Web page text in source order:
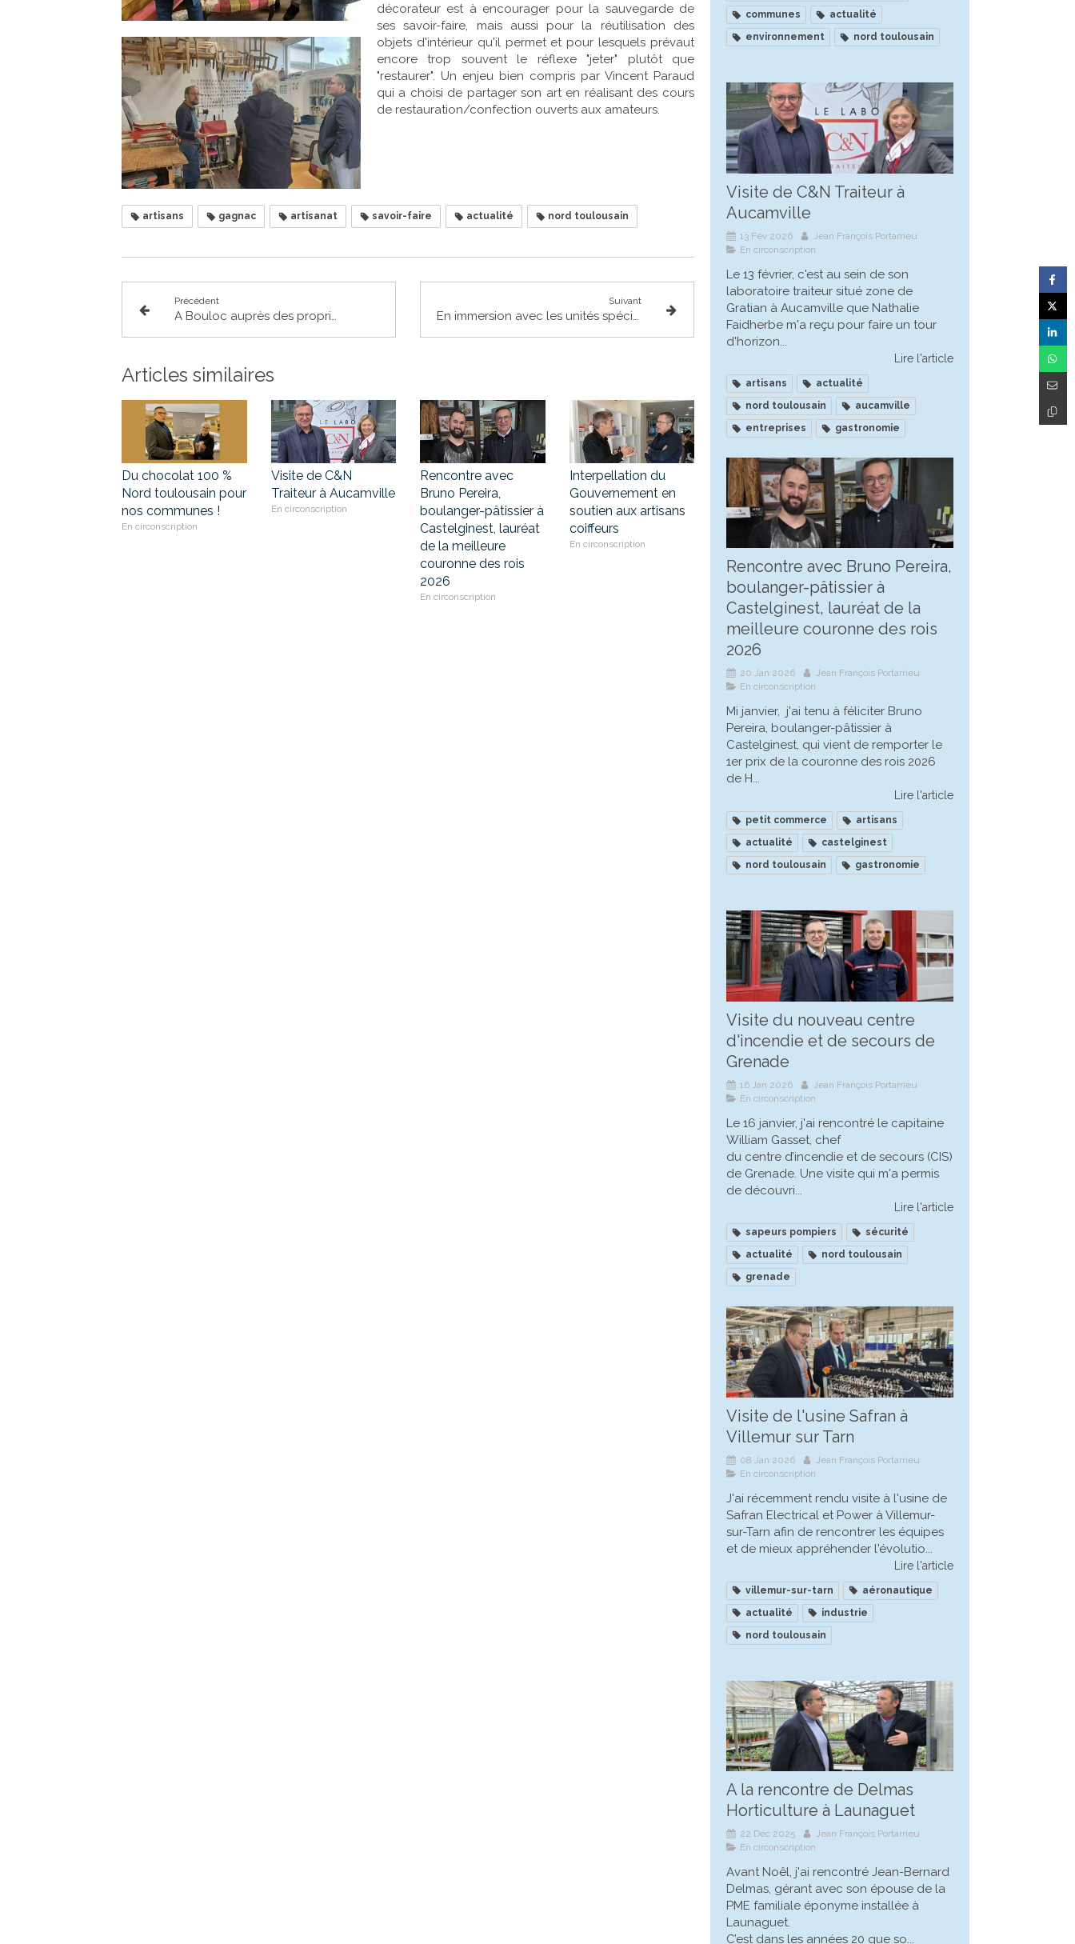
décorateur est à encourager pour la sauvegarde de
ses savoir-faire, mais aussi pour la réutilisation des
objets d'intérieur qu'il permet et pour lesquels prévaut
encore trop souvent le réflexe "jeter" plutôt que
"restaurer". Un enjeu bien compris par Vincent Paraud
qui a choisi de partager son art en réalisant des cours
de restauration/confection ouverts aux amateurs.
artisans gagnac artisanat savoir-faire actualité nord toulousain
Précédent
A Bouloc auprès des propriétaires d'habitations victimes de sécheresse
Suivant
En immersion avec les unités spécialisées de la Gendarmerie
Articles similaires
Du chocolat 100 %
Nord toulousain pour
nos communes !
En circonscription
Visite de C&N
Traiteur à Aucamville
En circonscription
Rencontre avec
Bruno Pereira,
boulanger-pâtissier à
Castelginest, lauréat
de la meilleure
couronne des rois
2026
En circonscription
Interpellation du
Gouvernement en
soutien aux artisans
coiffeurs
En circonscription
communes
actualité
environnement
nord toulousain
Visite de C&N Traiteur à
Aucamville
13 Fév 2026
Jean François Portarrieu
En circonscription
Le 13 février, c'est au sein de son
laboratoire traiteur situé zone de
Gratian à Aucamville que Nathalie
Faidherbe m'a reçu pour faire un tour
d'horizon...
Lire l'article
artisans
actualité
nord toulousain
aucamville
entreprises
gastronomie
Rencontre avec Bruno Pereira,
boulanger-pâtissier à
Castelginest, lauréat de la
meilleure couronne des rois
2026
20 Jan 2026
Jean François Portarrieu
En circonscription
Mi janvier, j'ai tenu à féliciter Bruno
Pereira, boulanger-pâtissier à
Castelginest, qui vient de remporter le
1er prix de la couronne des rois 2026
de H...
Lire l'article
petit commerce
artisans
actualité
castelginest
nord toulousain
gastronomie
Visite du nouveau centre
d'incendie et de secours de
Grenade
16 Jan 2026
Jean François Portarrieu
En circonscription
Le 16 janvier, j'ai rencontré le capitaine
William Gasset, chef
du centre d’incendie et de secours (CIS)
de Grenade. Une visite qui m'a permis
de découvri...
Lire l'article
sapeurs pompiers
sécurité
actualité
nord toulousain
grenade
Visite de l'usine Safran à
Villemur sur Tarn
08 Jan 2026
Jean François Portarrieu
En circonscription
J'ai récemment rendu visite à l'usine de
Safran Electrical et Power à Villemur-
sur-Tarn afin de rencontrer les équipes
et de mieux appréhender l'évolutio...
Lire l'article
villemur-sur-tarn
aéronautique
actualité
industrie
nord toulousain
A la rencontre de Delmas
Horticulture à Launaguet
22 Déc 2025
Jean François Portarrieu
En circonscription
Avant Noêl, j'ai rencontré Jean-Bernard
Delmas, gérant avec son épouse de la
PME familiale éponyme installée à
Launaguet.
C’est dans les années 20 que so...